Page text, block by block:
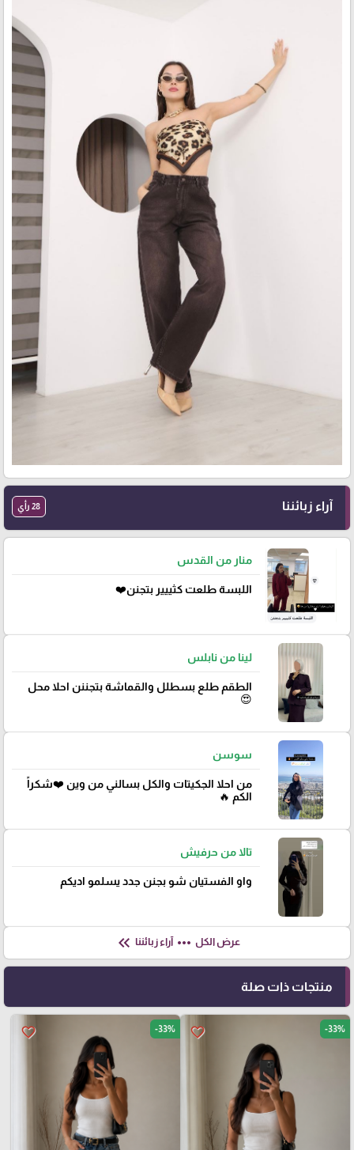
آراء زبائننا 28 رأي
منار من القدس
اللبسة طلعت كثييير بتجنن❤️
لينا من نابلس
الطقم طلع بسطلل والقماشة بتجننن احلا محل
😍
سوسن
من احلا الجكيتات والكل بسالني من وين ❤️شكراً
الكم 🔥
تالا من حرفيش
واو الفستيان شو بجنن جدد يسلمو اديكم
عرض الكل more_horiz آراء زبائننا keyboard_double_arrow_left
منتجات ذات صلة
favorite_border -33%
favorite_border -33%